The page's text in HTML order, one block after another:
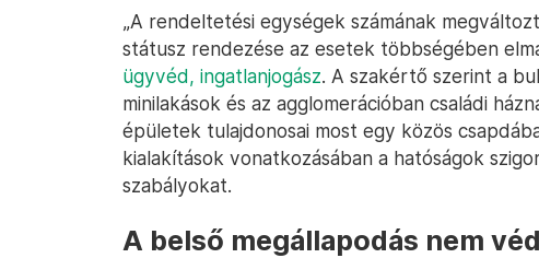
„A rendeltetési egységek számának
státusz rendezése az esetek többségében
ügyvéd, ingatlanjogász. A szakértő szerint a
minilakások és az agglomerációban családi
épületek tulajdonosai most egy közös
kialakítások vonatkozásában a hatóságok
szabályokat.
A belső megállapodás nem